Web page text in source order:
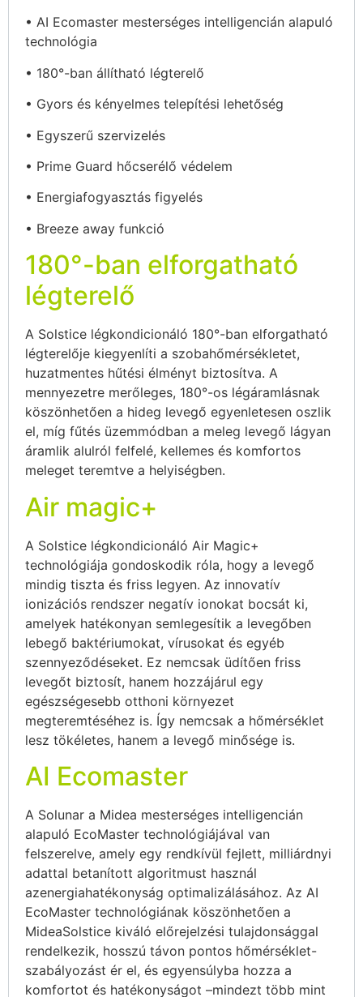
• AI Ecomaster mesterséges intelligencián alapuló
technológia
• 180°-ban állítható légterelő
• Gyors és kényelmes telepítési lehetőség
• Egyszerű szervizelés
• Prime Guard hőcserélő védelem
• Energiafogyasztás figyelés
• Breeze away funkció
180°-ban elforgatható
légterelő
A Solstice légkondicionáló 180°-ban elforgatható
légterelője kiegyenlíti a szobahőmérsékletet,
huzatmentes hűtési élményt biztosítva. A
mennyezetre merőleges, 180°-os légáramlásnak
köszönhetően a hideg levegő egyenletesen oszlik
el, míg fűtés üzemmódban a meleg levegő lágyan
áramlik alulról felfelé, kellemes és komfortos
meleget teremtve a helyiségben.
Air magic+
A Solstice légkondicionáló Air Magic+
technológiája gondoskodik róla, hogy a levegő
mindig tiszta és friss legyen. Az innovatív
ionizációs rendszer negatív ionokat bocsát ki,
amelyek hatékonyan semlegesítik a levegőben
lebegő baktériumokat, vírusokat és egyéb
szennyeződéseket. Ez nemcsak üdítően friss
levegőt biztosít, hanem hozzájárul egy
egészségesebb otthoni környezet
megteremtéséhez is. Így nemcsak a hőmérséklet
lesz tökéletes, hanem a levegő minősége is.
AI Ecomaster
A Solunar a Midea mesterséges intelligencián
alapuló EcoMaster technológiájával van
felszerelve, amely egy rendkívül fejlett, milliárdnyi
adattal betanított algoritmust használ
azenergiahatékonyság optimalizálásához. Az AI
EcoMaster technológiának köszönhetően a
MideaSolstice kiváló előrejelzési tulajdonsággal
rendelkezik, hosszú távon pontos hőmérséklet-
szabályozást ér el, és egyensúlyba hozza a
komfortot és hatékonyságot –mindezt több mint